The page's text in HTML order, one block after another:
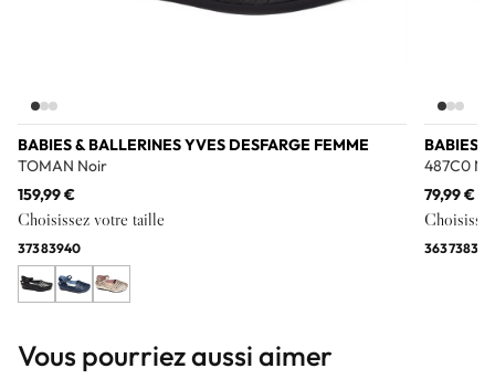
BABIES & BALLERINES YVES DESFARGE FEMME
TOMAN Noir
159,99 €
Choisissez votre taille
37383940
BABIES
487C0
79,99 €
36373839
Vous pourriez aussi aimer